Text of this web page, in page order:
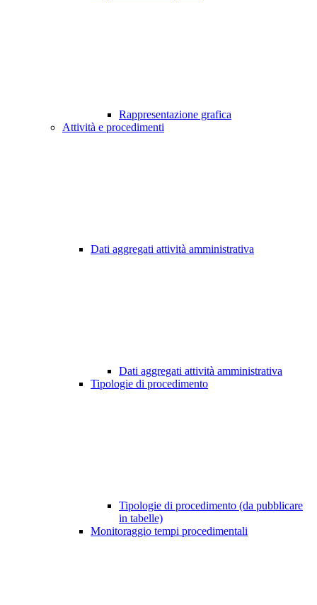
Rappresentazione grafica
Attività e procedimenti
Dati aggregati attività amministrativa
Dati aggregati attività amministrativa
Tipologie di procedimento
Tipologie di procedimento (da pubblicare
in tabelle)
Monitoraggio tempi procedimentali